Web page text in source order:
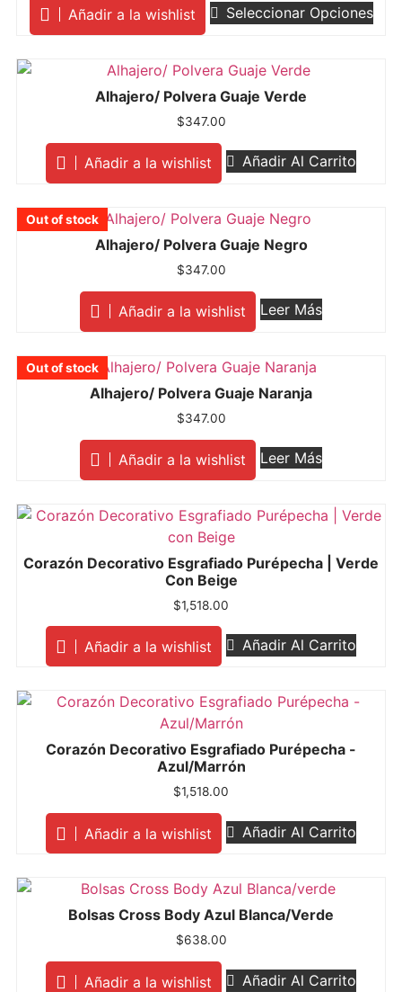
Añadir a la wishlist Seleccionar Opciones
Alhajero/ Polvera Guaje Verde
$347.00
Añadir a la wishlist Añadir Al Carrito
Out of stock
Out of stock
Out of stock
Out of stock
Out of stock
Out of stock
Out of stock
Out of stock
Out of stock
Out of stock
Alhajero/ Polvera Guaje Negro
$347.00
Añadir a la wishlist Leer Más
Out of stock
Out of stock
Out of stock
Out of stock
Out of stock
Out of stock
Out of stock
Out of stock
Out of stock
Out of stock
Out of stock
Alhajero/ Polvera Guaje Naranja
$347.00
Añadir a la wishlist Leer Más
Corazón Decorativo Esgrafiado Purépecha | Verde
Con Beige
$1,518.00
Añadir a la wishlist Añadir Al Carrito
Corazón Decorativo Esgrafiado Purépecha -
Azul/Marrón
$1,518.00
Añadir a la wishlist Añadir Al Carrito
Bolsas Cross Body Azul Blanca/verde
$638.00
Añadir a la wishlist Añadir Al Carrito